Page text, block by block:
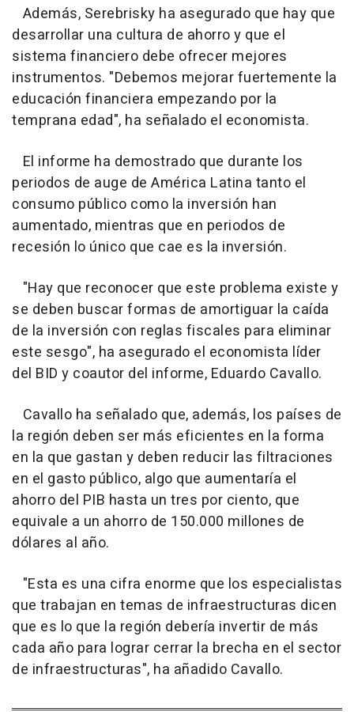
Además, Serebrisky ha asegurado que hay que
desarrollar una cultura de ahorro y que el
sistema financiero debe ofrecer mejores
instrumentos. "Debemos mejorar fuertemente la
educación financiera empezando por la
temprana edad", ha señalado el economista.
El informe ha demostrado que durante los
periodos de auge de América Latina tanto el
consumo público como la inversión han
aumentado, mientras que en periodos de
recesión lo único que cae es la inversión.
"Hay que reconocer que este problema existe y
se deben buscar formas de amortiguar la caída
de la inversión con reglas fiscales para eliminar
este sesgo", ha asegurado el economista líder
del BID y coautor del informe, Eduardo Cavallo.
Cavallo ha señalado que, además, los países de
la región deben ser más eficientes en la forma
en la que gastan y deben reducir las filtraciones
en el gasto público, algo que aumentaría el
ahorro del PIB hasta un tres por ciento, que
equivale a un ahorro de 150.000 millones de
dólares al año.
"Esta es una cifra enorme que los especialistas
que trabajan en temas de infraestructuras dicen
que es lo que la región debería invertir de más
cada año para lograr cerrar la brecha en el sector
de infraestructuras", ha añadido Cavallo.